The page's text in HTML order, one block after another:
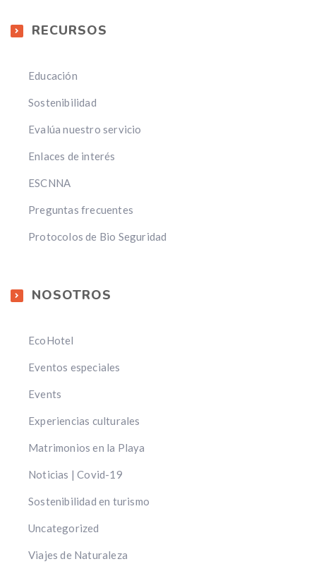
RECURSOS
Educación
Sostenibilidad
Evalúa nuestro servicio
Enlaces de interés
ESCNNA
Preguntas frecuentes
Protocolos de Bio Seguridad
NOSOTROS
EcoHotel
Eventos especiales
Events
Experiencias culturales
Matrimonios en la Playa
Noticias | Covid-19
Sostenibilidad en turismo
Uncategorized
Viajes de Naturaleza